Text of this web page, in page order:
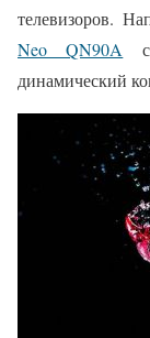
телевизоров.
Neo QN90A
с
динамический